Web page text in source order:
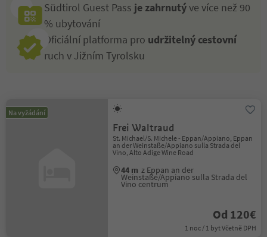
Südtirol Guest Pass je zahrnutýve více než 90
% ubytování
Oficiální platforma pro udržitelný cestovní
ruch v Jižním Tyrolsku
Na vyžádání
Frei Waltraud
St. Michael/S. Michele - Eppan/Appiano, Eppan
an der Weinstaße/Appiano sulla Strada del
Vino, Alto Adige Wine Road
44 m z Eppan an der
Weinstaße/Appiano sulla Strada del
Vino centrum
Od 120€
1 noc / 1 byt Včetně DPH